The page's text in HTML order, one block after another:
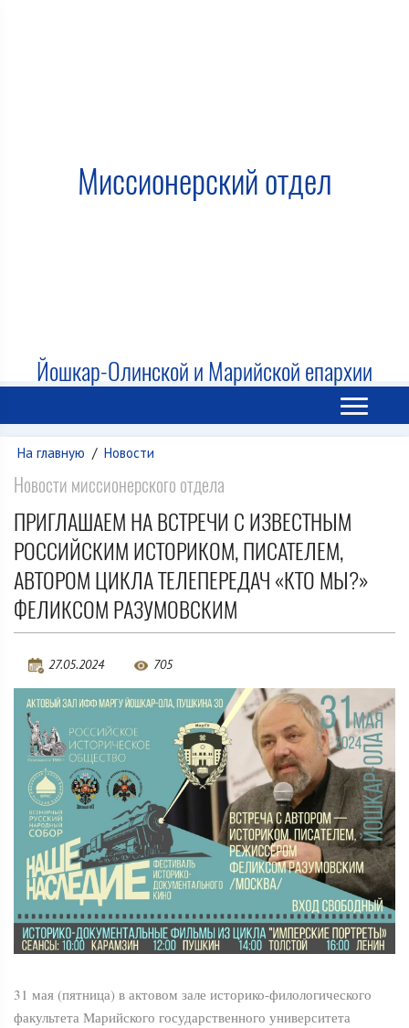
Миссионерский отдел
Йошкар-Олинской и Марийской епархии
На главную / Новости
Новости миссионерского отдела
ПРИГЛАШАЕМ НА ВСТРЕЧИ С ИЗВЕСТНЫМ
РОССИЙСКИМ ИСТОРИКОМ, ПИСАТЕЛЕМ,
АВТОРОМ ЦИКЛА ТЕЛЕПЕРЕДАЧ «КТО МЫ?»
ФЕЛИКСОМ РАЗУМОВСКИМ
27.05.2024 705
31 мая (пятница) в актовом зале историко-филологического
факультета Марийского государственного университета